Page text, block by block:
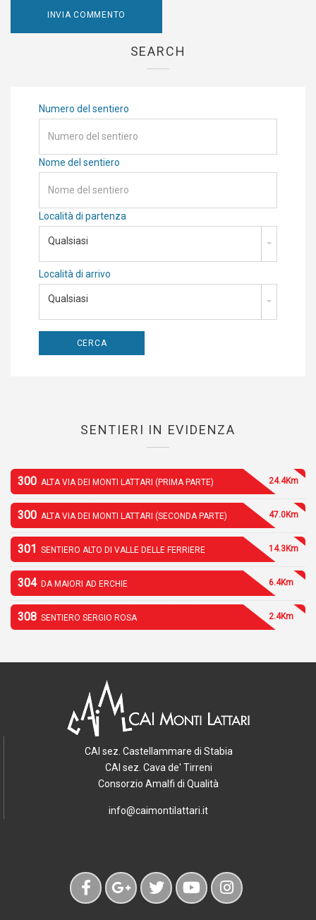
SEARCH
Numero del sentiero
Nome del sentiero
Località di partenza
Qualsiasi
Località di arrivo
Qualsiasi
SENTIERI IN EVIDENZA
300 ALTA VIA DEI MONTI LATTARI (PRIMA PARTE) 24.4Km
300 ALTA VIA DEI MONTI LATTARI (SECONDA PARTE) 47.0Km
301 SENTIERO ALTO DI VALLE DELLE FERRIERE 14.3Km
304 DA MAIORI AD ERCHIE 6.4Km
308 SENTIERO SERGIO ROSA 2.4Km
CAI sez. Castellammare di Stabia
CAI sez. Cava de' Tirreni
Consorzio Amalfi di Qualità
info@caimontilattari.it